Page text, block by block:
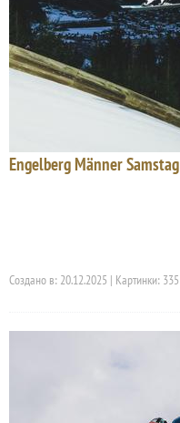
Engelberg Männer Samstag
Создано в: 20.12.2025 | Картинки: 335